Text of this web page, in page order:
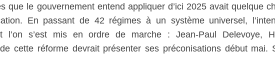
que le gouvernement entend appliquer d’ici 2025 avait quelque
En passant de 42 régimes à un système universel,
l’on s’est mis en ordre de marche : Jean-Paul Delevoye,
cette réforme devrait présenter ses préconisations début mai.